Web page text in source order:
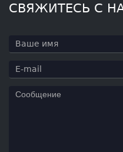
СВЯЖИТЕСЬ С